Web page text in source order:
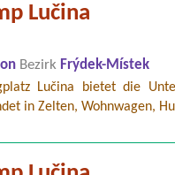
Lučina
Bezirk Frýdek-Místek
Lučina bietet die
in Zelten, Wohnwagen,